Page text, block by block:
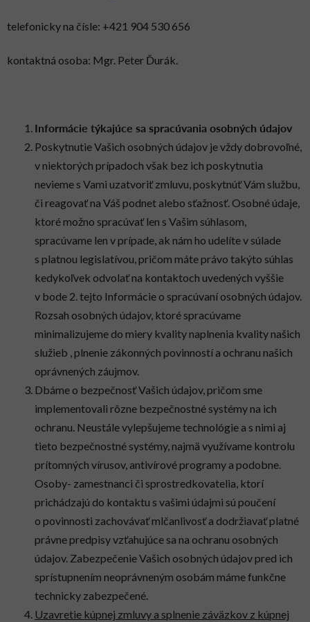
telefonicky na čísle: +421 904 530 656
kontaktná osoba: Mgr. Peter Ďurák.
Informácie týkajúce sa spracúvania osobných údajov
Poskytnutie Vašich osobných údajov je vždy dobrovoľné,
v niektorých prípadoch však bez ich poskytnutia
nevieme s Vami uzatvoriť zmluvu, poskytnúť Vám službu,
či reagovať na Váš podnet alebo sťažnosť. Osobné údaje,
ktoré možno spracúvať len s Vašim súhlasom,
spracúvame len v prípade, ak nám ho udelíte v súlade
s platnou legislatívou, pričom máte právo takýto súhlas
kedykoľvek odvolať na kontaktoch uvedených vyššie
v bode 2. tejto Informácie o spracúvaní osobných údajov.
Rozsah osobných údajov, ktoré spracúvame
minimalizujeme do miery kvality naplnenia kvality našich
služieb , plnenie zákonných povinností a ochranu našich
oprávnených záujmov.
Dbáme o bezpečnosť Vašich údajov, pričom sme
implementovali rôzne bezpečnostné systémy na ich
ochranu. Neustále vylepšujeme technológie a s nimi aj
tieto bezpečnostné systémy, najmä využívame kontrolu
prítomných vírusov, antivírové programy a podobne.
Osoby- zamestnanci či sprostredkovatelia, ktorí
prichádzajú do kontaktu s vašimi údajmi sú poučení
o povinnosti zachovávať mlčanlivosť a dodržiavať platné
právne predpisy vzťahujúce sa na ochranu osobných
údajov. Zabezpečenie Vašich osobných údajov pred ich
sprístupnením neoprávneným osobám máme funkčne
technicky zabezpečené.
Uzavretie kúpnej zmluvy a splnenie záväzkov z kúpnej